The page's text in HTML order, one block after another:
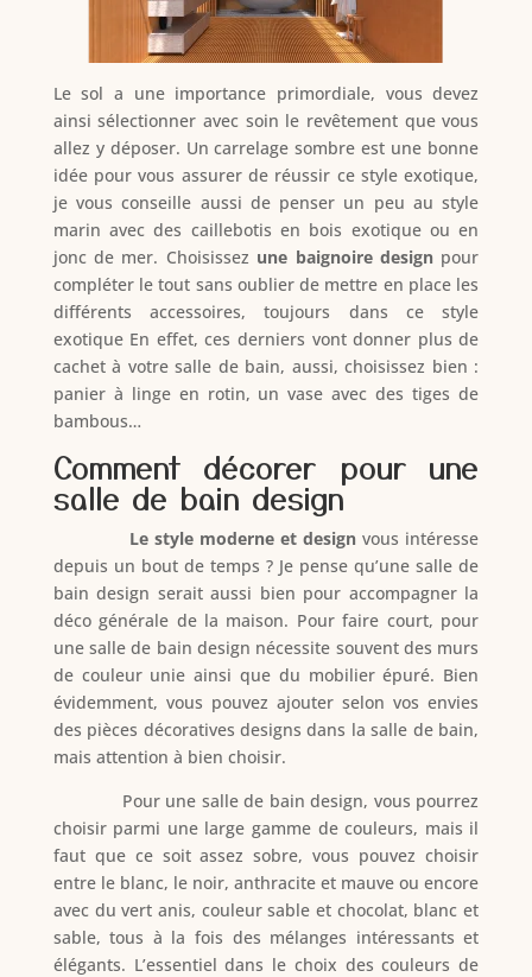
Le sol a une importance primordiale, vous devez
ainsi sélectionner avec soin le revêtement que vous
allez y déposer. Un carrelage sombre est une bonne
idée pour vous assurer de réussir ce style exotique,
je vous conseille aussi de penser un peu au style
marin avec des caillebotis en bois exotique ou en
jonc de mer. Choisissez une baignoire designpour
compléter le tout sans oublier de mettre en place les
différents accessoires, toujours dans ce style
exotique En effet, ces derniers vont donner plus de
cachet à votre salle de bain, aussi, choisissez bien :
panier à linge en rotin, un vase avec des tiges de
bambous…
Comment décorer pour une
salle de bain design
Le style moderne et design vous intéresse
depuis un bout de temps ? Je pense qu’une salle de
bain design serait aussi bien pour accompagner la
déco générale de la maison. Pour faire court, pour
une salle de bain design nécessite souvent des murs
de couleur unie ainsi que du mobilier épuré. Bien
évidemment, vous pouvez ajouter selon vos envies
des pièces décoratives designs dans la salle de bain,
mais attention à bien choisir.
Pour une salle de bain design, vous pourrez
choisir parmi une large gamme de couleurs, mais il
faut que ce soit assez sobre, vous pouvez choisir
entre le blanc, le noir, anthracite et mauve ou encore
avec du vert anis, couleur sable et chocolat, blanc et
sable, tous à la fois des mélanges intéressants et
élégants. L’essentiel dans le choix des couleurs de